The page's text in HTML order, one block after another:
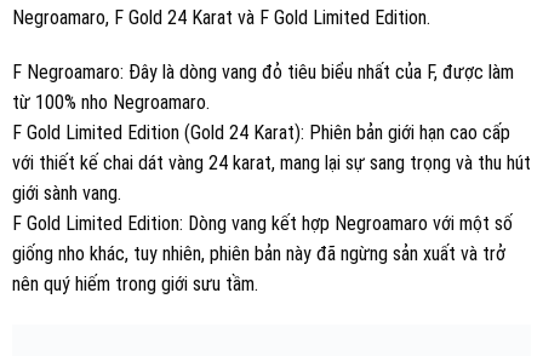
Negroamaro, F Gold 24 Karat và F Gold Limited Edition.
F Negroamaro: Đây là dòng vang đỏ tiêu biểu nhất của F, được làm
từ 100% nho Negroamaro.
F Gold Limited Edition (Gold 24 Karat): Phiên bản giới hạn cao cấp
với thiết kế chai dát vàng 24 karat, mang lại sự sang trọng và thu hút
giới sành vang.
F Gold Limited Edition: Dòng vang kết hợp Negroamaro với một số
giống nho khác, tuy nhiên, phiên bản này đã ngừng sản xuất và trở
nên quý hiếm trong giới sưu tầm.